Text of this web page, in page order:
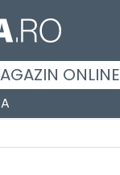
ONLINE